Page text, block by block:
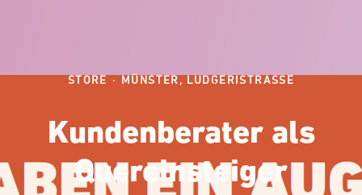
STORE · MÜNSTER, LUDGERISTRASSE
Kundenberater als
Quereinsteiger